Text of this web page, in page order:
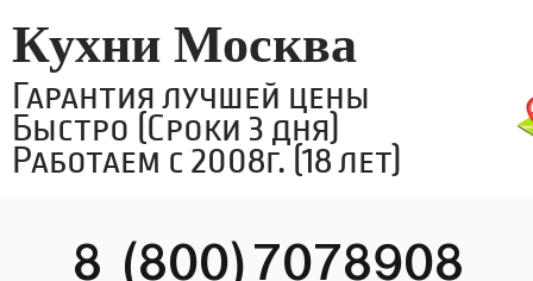
Кухни Москва
Гарантия лучшей цены
Быстро (Сроки 3 дня)
Работаем с 2008г. (18 лет)
8 (800)7078908